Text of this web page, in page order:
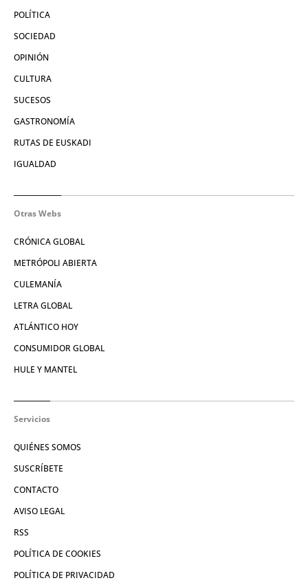
POLÍTICA
SOCIEDAD
OPINIÓN
CULTURA
SUCESOS
GASTRONOMÍA
RUTAS DE EUSKADI
IGUALDAD
Otras Webs
CRÓNICA GLOBAL
METRÓPOLI ABIERTA
CULEMANÍA
LETRA GLOBAL
ATLÁNTICO HOY
CONSUMIDOR GLOBAL
HULE Y MANTEL
Servicios
QUIÉNES SOMOS
SUSCRÍBETE
CONTACTO
AVISO LEGAL
RSS
POLÍTICA DE COOKIES
POLÍTICA DE PRIVACIDAD